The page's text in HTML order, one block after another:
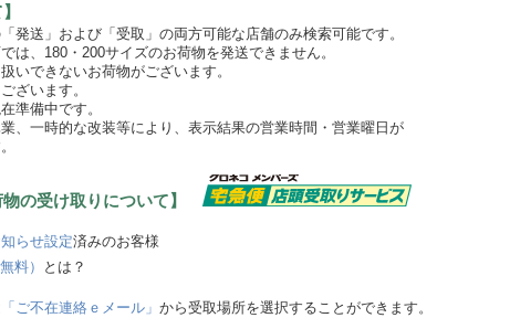
発送」および「受取」の両方可能な店舗のみ検索可能です。
、180・200サイズのお荷物を発送できません。
できないお荷物がございます。
います。
備中です。
、一時的な改装等により、表示結果の営業時間・営業曜日が
物の受け取りについて】
知らせ設定済みのお客様
料）
とは？
「ご不在連絡ｅメール」 から受取場所を選択することができます。